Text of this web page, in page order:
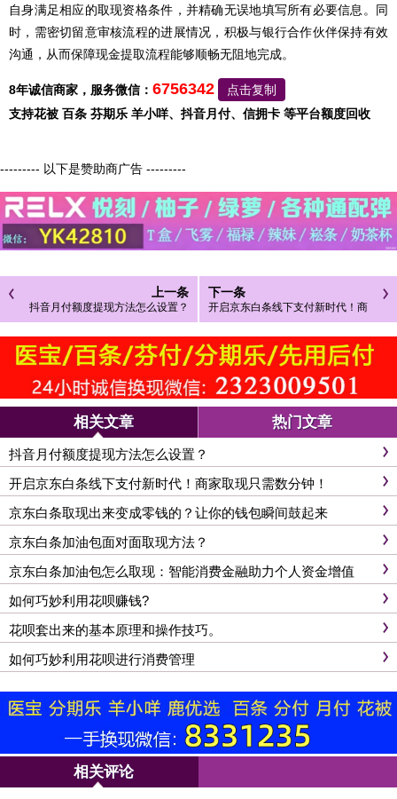
自身满足相应的取现资格条件，并精确无误地填写所有必要信息。同
时，需密切留意审核流程的进展情况，积极与银行合作伙伴保持有效
沟通，从而保障现金提取流程能够顺畅无阻地完成。
8年诚信商家，服务微信： 6756342
点击复制
支持花被 百条 芬期乐 羊小咩、抖音月付、信拥卡 等平台额度回收
--------- 以下是赞助商广告 ---------
上一条
抖音月付额度提现方法怎么设置？
下一条
开启京东白条线下支付新时代！商
家取现只需数分钟！
相关文章 热门文章
抖音月付额度提现方法怎么设置？
开启京东白条线下支付新时代！商家取现只需数分钟！
京东白条取现出来变成零钱的？让你的钱包瞬间鼓起来
京东白条加油包面对面取现方法？
京东白条加油包怎么取现：智能消费金融助力个人资金增值
如何巧妙利用花呗赚钱?
花呗套出来的基本原理和操作技巧。
如何巧妙利用花呗进行消费管理
相关评论